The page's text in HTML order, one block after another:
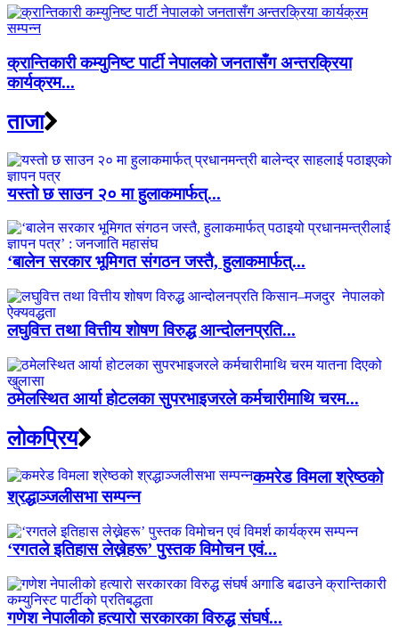
क्रान्तिकारी कम्युनिष्ट पार्टी नेपालको जनतासँग अन्तरक्रिया
कार्यक्रम...
ताजा
यस्तो छ साउन २० मा हुलाकमार्फत्...
‘बालेन सरकार भूमिगत संगठन जस्तै, हुलाकमार्फत्...
लघुवित्त तथा वित्तीय शोषण विरुद्ध आन्दोलनप्रति...
ठमेलस्थित आर्या होटलका सुपरभाइजरले कर्मचारीमाथि चरम...
लाेकप्रिय
कमरेड विमला श्रेष्ठको
श्रद्धाञ्जलीसभा सम्पन्न
‘रगतले इतिहास लेख्नेहरू’ पुस्तक विमोचन एवं...
गणेश नेपालीको हत्यारो सरकारका विरुद्ध संघर्ष...